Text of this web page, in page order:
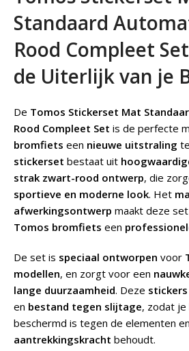
Standaard
Rood Compleet
de Uiterlijk van je
De Tomos Stickerset Mat
Rood Compleet Set is de perfecte
bromfiets een nieuwe uitstraling
stickerset bestaat uit
strak zwart-rood ontwerp, die
sportieve en moderne look. Het
afwerkingsontwerp maakt deze
Tomos bromfiets een
De set is speciaal ontworpen voor
modellen, en zorgt voor een
lange duurzaamheid. Deze stickers
en bestand tegen slijtage, zodat
beschermd is tegen de elementen
aantrekkingskracht behoudt.